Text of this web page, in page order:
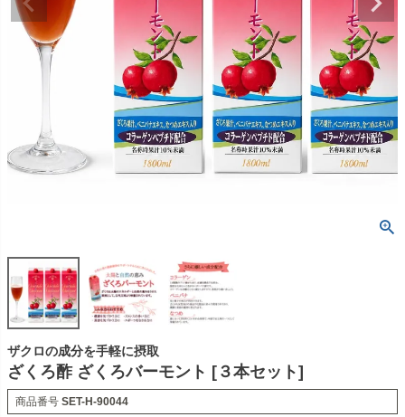
ザクロの成分を手軽に摂取
ざくろ酢 ざくろバーモント [３本セット]
商品番号 SET-H-90044